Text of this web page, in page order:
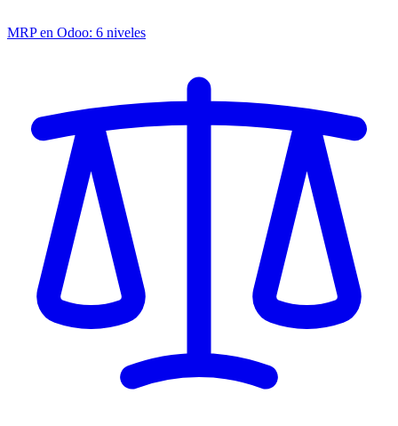
MRP en Odoo: 6 niveles